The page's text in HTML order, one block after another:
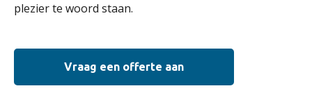
plezier te woord staan.
Vraag een offerte aan